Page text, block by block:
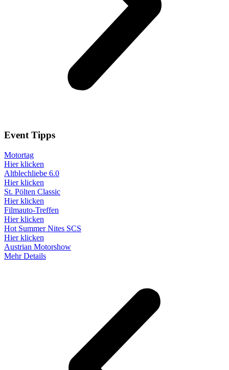
Event Tipps
Motortag
Hier klicken
Altblechliebe 6.0
Hier klicken
St. Pölten Classic
Hier klicken
Filmauto-Treffen
Hier klicken
Hot Summer Nites SCS
Hier klicken
Austrian Motorshow
Mehr Details